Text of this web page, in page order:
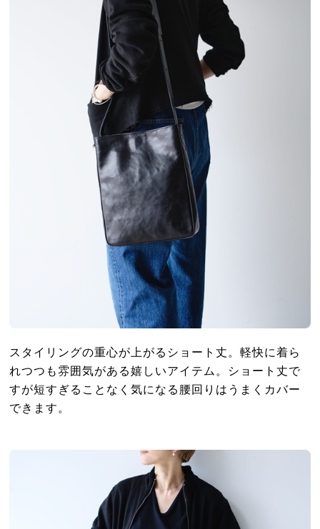
スタイリングの重心が上がるショート丈。軽快に着ら
れつつも雰囲気がある嬉しいアイテム。ショート丈で
すが短すぎることなく気になる腰回りはうまくカバー
できます。